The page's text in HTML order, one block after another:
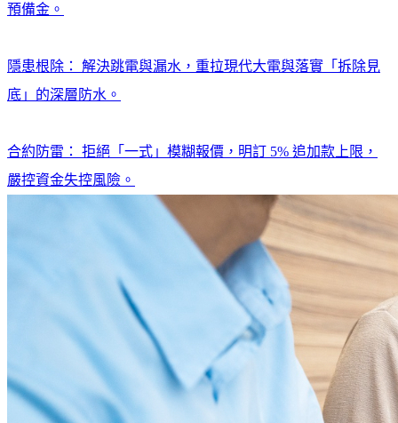
預備金。
隱患根除： 解決跳電與漏水，重拉現代大電與落實「拆除見
底」的深層防水。
合約防雷： 拒絕「一式」模糊報價，明訂 5% 追加款上限，
嚴控資金失控風險。